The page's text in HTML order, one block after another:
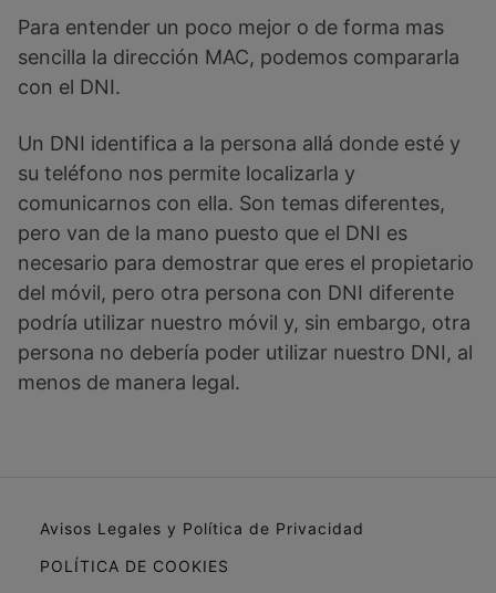
Para entender un poco mejor o de forma mas
sencilla la dirección MAC, podemos compararla
con el DNI.
Un DNI identifica a la persona allá donde esté y
su teléfono nos permite localizarla y
comunicarnos con ella. Son temas diferentes,
pero van de la mano puesto que el DNI es
necesario para demostrar que eres el propietario
del móvil, pero otra persona con DNI diferente
podría utilizar nuestro móvil y, sin embargo, otra
persona no debería poder utilizar nuestro DNI, al
menos de manera legal.
Avisos Legales y Política de Privacidad
POLÍTICA DE COOKIES